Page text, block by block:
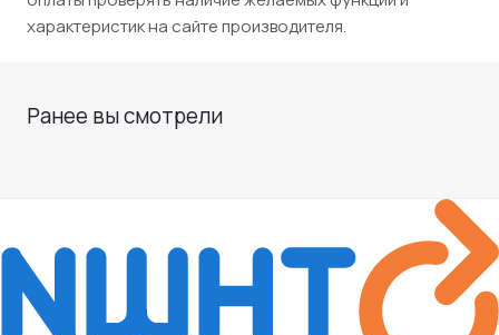
характеристик на сайте производителя.
Ранее вы смотрели